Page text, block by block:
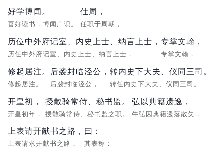
好学博闻。
喜好读书，博闻广识。
仕周，
任职于周朝，
历位中外府记室、内史上士、纳言上士，
历任中外府记室、内史上士、纳言上士，
专掌文翰，
专掌文翰，
修起居注。
修起居注。
后袭封临泾公，
后袭封临泾公，
转内史下大夫、仪同三司。
转任内史下大夫、仪同三司。
开皇初，
开皇初年，
授散骑常侍、秘书监。
授散骑常侍、秘书监之职。
弘以典籍遗逸，
牛弘因典籍遗落散失，
上表请开献书之路，
上表请求开献书之路，
曰：
其表称：